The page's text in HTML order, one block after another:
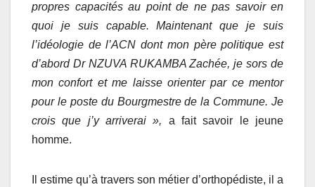
propres capacités au point de ne pas savoir en
quoi je suis capable. Maintenant que je suis
l’idéologie de l’ACN dont mon père politique est
d’abord Dr NZUVA RUKAMBA Zachée, je sors de
mon confort et me laisse orienter par ce mentor
pour le poste du Bourgmestre de la Commune. Je
crois que j’y arriverai », a fait savoir le jeune
homme.
Il estime qu’à travers son métier d’orthopédiste, il a